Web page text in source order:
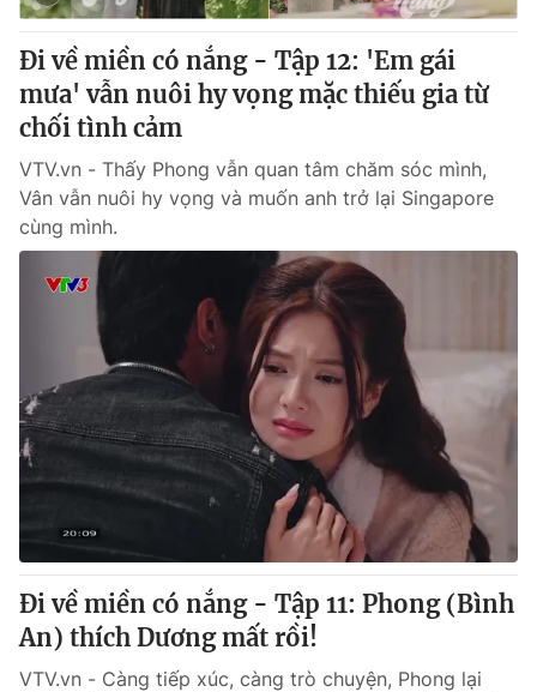
Đi về miền có nắng - Tập 12: 'Em gái
mưa' vẫn nuôi hy vọng mặc thiếu gia từ
chối tình cảm
VTV.vn - Thấy Phong vẫn quan tâm chăm sóc mình,
Vân vẫn nuôi hy vọng và muốn anh trở lại Singapore
cùng mình.
Đi về miền có nắng - Tập 11: Phong (Bình
An) thích Dương mất rồi!
VTV.vn - Càng tiếp xúc, càng trò chuyện, Phong lại